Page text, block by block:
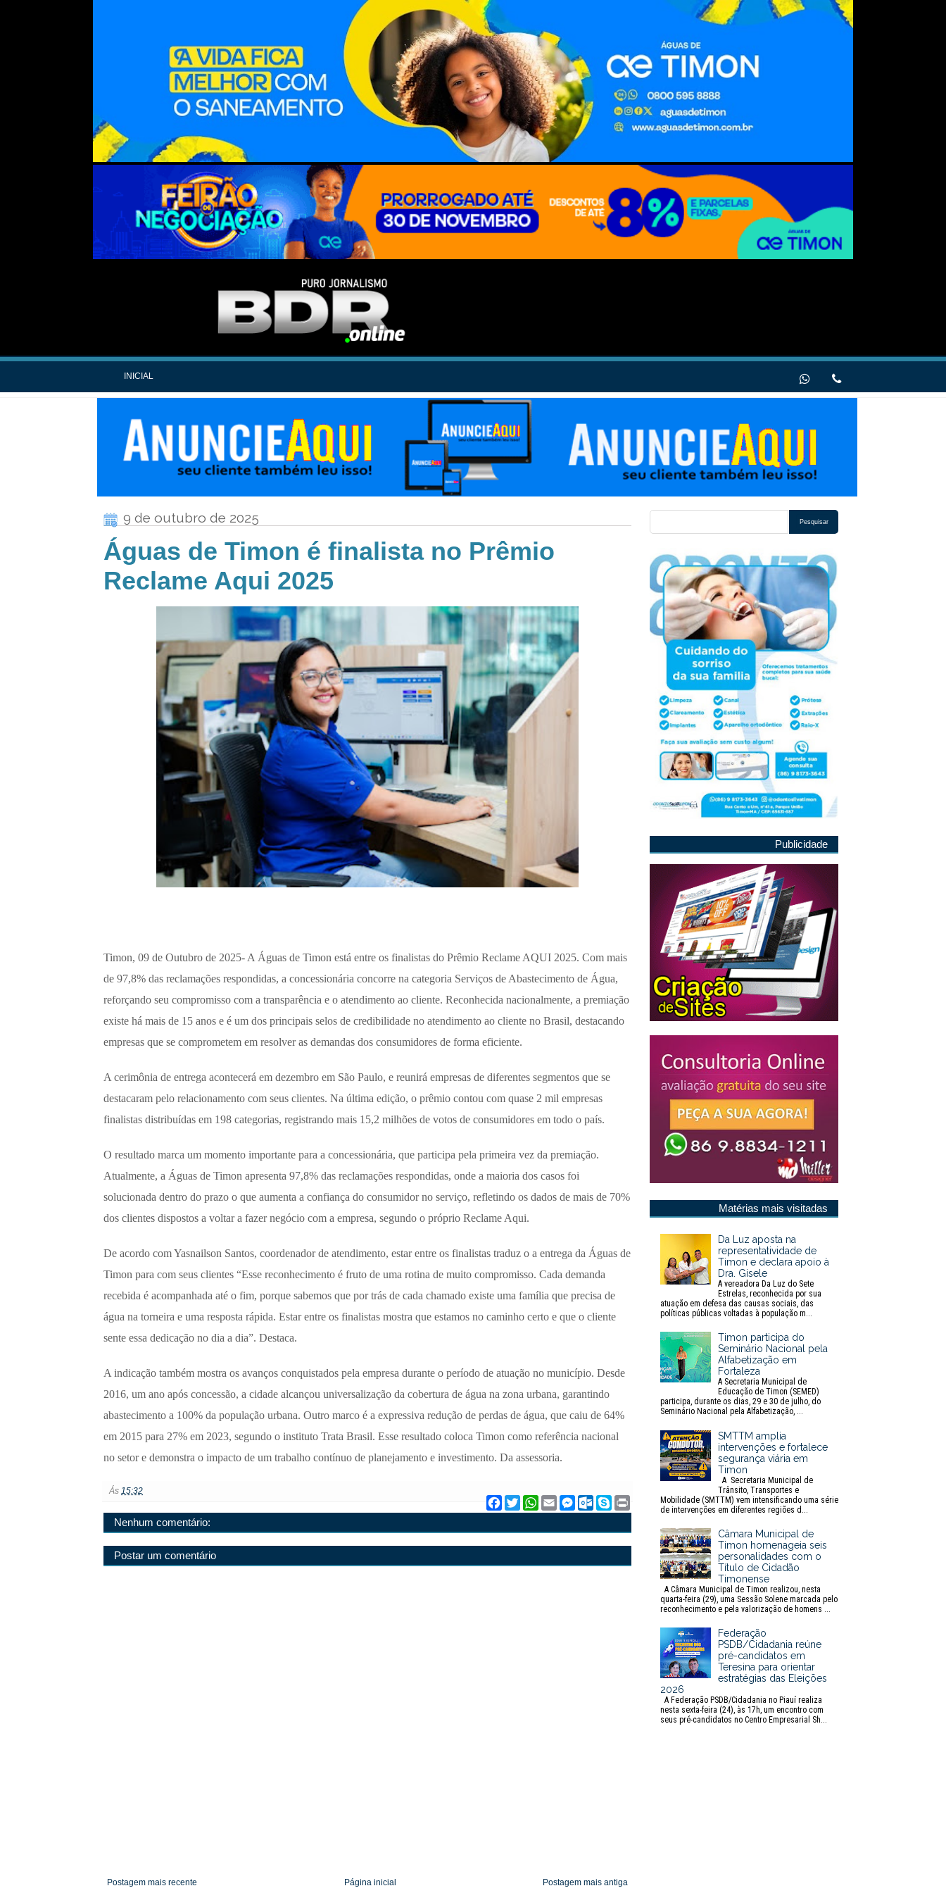
INICIAL
9 de outubro de 2025
Águas de Timon é finalista no Prêmio
Reclame Aqui 2025
Timon, 09 de Outubro de 2025- A Águas de Timon está entre os finalistas do Prêmio Reclame AQUI 2025. Com mais
de 97,8% das reclamações respondidas, a concessionária concorre na categoria Serviços de Abastecimento de Água,
reforçando seu compromisso com a transparência e o atendimento ao cliente. Reconhecida nacionalmente, a premiação
existe há mais de 15 anos e é um dos principais selos de credibilidade no atendimento ao cliente no Brasil, destacando
empresas que se comprometem em resolver as demandas dos consumidores de forma eficiente.
A cerimônia de entrega acontecerá em dezembro em São Paulo, e reunirá empresas de diferentes segmentos que se
destacaram pelo relacionamento com seus clientes. Na última edição, o prêmio contou com quase 2 mil empresas
finalistas distribuídas em 198 categorias, registrando mais 15,2 milhões de votos de consumidores em todo o país.
O resultado marca um momento importante para a concessionária, que participa pela primeira vez da premiação.
Atualmente, a Águas de Timon apresenta 97,8% das reclamações respondidas, onde a maioria dos casos foi
solucionada dentro do prazo o que aumenta a confiança do consumidor no serviço, refletindo os dados de mais de 70%
dos clientes dispostos a voltar a fazer negócio com a empresa, segundo o próprio Reclame Aqui.
De acordo com Yasnailson Santos, coordenador de atendimento, estar entre os finalistas traduz o a entrega da Águas de
Timon para com seus clientes “Esse reconhecimento é fruto de uma rotina de muito compromisso. Cada demanda
recebida é acompanhada até o fim, porque sabemos que por trás de cada chamado existe uma família que precisa de
água na torneira e uma resposta rápida. Estar entre os finalistas mostra que estamos no caminho certo e que o cliente
sente essa dedicação no dia a dia”. Destaca.
A indicação também mostra os avanços conquistados pela empresa durante o período de atuação no município. Desde
2016, um ano após concessão, a cidade alcançou universalização da cobertura de água na zona urbana, garantindo
abastecimento a 100% da população urbana. Outro marco é a expressiva redução de perdas de água, que caiu de 64%
em 2015 para 27% em 2023, segundo o instituto Trata Brasil. Esse resultado coloca Timon como referência nacional
no setor e demonstra o impacto de um trabalho contínuo de planejamento e investimento. Da assessoria.
a
e
b
o
w
t
t
r
W
h
t
s
p
E
m
i
l
M
e
s
e
g
O
u
l
o
k
S
k
p
e
r
n
t
Ás 15:32
Nenhum comentário:
Postar um comentário
Postagem mais recente Postagem mais antiga
Página inicial
Publicidade
Matérias mais visitadas
Da Luz aposta na
representatividade de
Timon e declara apoio à
Dra. Gisele
A vereadora Da Luz do Sete
Estrelas, reconhecida por sua
atuação em defesa das causas sociais, das
políticas públicas voltadas à população m...
Timon participa do
Seminário Nacional pela
Alfabetização em
Fortaleza
A Secretaria Municipal de
Educação de Timon (SEMED)
participa, durante os dias, 29 e 30 de julho, do
Seminário Nacional pela Alfabetização, ...
SMTTM amplia
intervenções e fortalece
segurança viária em
Timon
A Secretaria Municipal de
Trânsito, Transportes e
Mobilidade (SMTTM) vem intensificando uma série
de intervenções em diferentes regiões d...
Câmara Municipal de
Timon homenageia seis
personalidades com o
Título de Cidadão
Timonense
A Câmara Municipal de Timon realizou, nesta
quarta-feira (29), uma Sessão Solene marcada pelo
reconhecimento e pela valorização de homens ...
Federação
PSDB/Cidadania reúne
pré-candidatos em
Teresina para orientar
estratégias das Eleições
2026
A Federação PSDB/Cidadania no Piauí realiza
nesta sexta-feira (24), às 17h, um encontro com
seus pré-candidatos no Centro Empresarial Sh...